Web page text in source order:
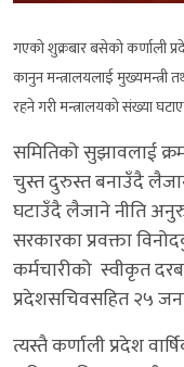
गएको शुक्रबार बसेको कर्णाली
कानुन मन्त्रालयलाई मुख्यमन्त्री
रहने गरी मन्त्रालयको संख्या
समितिको सुझावलाई
चुस्त दुरुस्त बनाउँदै
घटाउँदै लैजाने नीति
सरकारका प्रवक्ता
कर्मचारीको स्वीकृत
प्रदेशसचिवसहित २५
त्यस्तै कर्णाली प्रदेश